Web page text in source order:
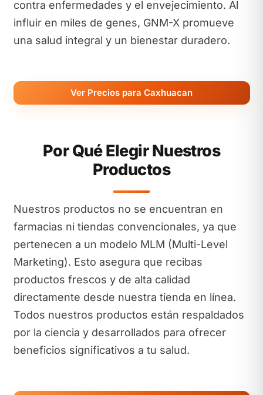
contra enfermedades y el envejecimiento. Al
influir en miles de genes, GNM-X promueve
una salud integral y un bienestar duradero.
Ver Precios para Caxhuacan
Por Qué Elegir Nuestros
Productos
Nuestros productos no se encuentran en
farmacias ni tiendas convencionales, ya que
pertenecen a un modelo MLM (Multi-Level
Marketing). Esto asegura que recibas
productos frescos y de alta calidad
directamente desde nuestra tienda en línea.
Todos nuestros productos están respaldados
por la ciencia y desarrollados para ofrecer
beneficios significativos a tu salud.